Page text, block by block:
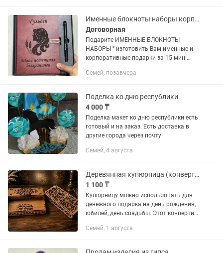
Именные блокноты наборы корпоративные подарки с гравировкой
Договорная
Подарите ИМЕННЫЕ БЛОКНОТЫ
НАБОРЫ ''' изготовить Вам именные и
корпоративные подарки за 15 мин!
нанесением. Именные подарки. Их
Семей, позавчера
Поделка ко дню республики
4 000 ₸
Поделка макет ко дню республики есть
готовый и на заказ. Есть доставка в
другие города через почту
Семей, 4 августа
Деревянная купюрница (конверт)шкатулка для денег.
1 100 ₸
Купюрницу можно использовать для
денежного подарка на день рождения,
юбилей, день свадьбы. Этот конвертик
картонным конвертам для
несомненно...
Семей, 1 августа